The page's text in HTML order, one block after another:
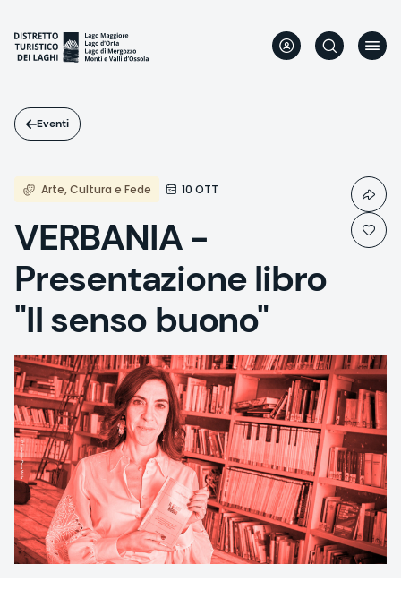
contenuto
principale
Eventi
Arte, Cultura e Fede 10 OTT
VERBANIA -
Presentazione libro
"Il senso buono"